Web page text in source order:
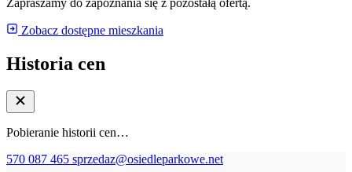
Zapraszamy do zapoznania się z pozostałą ofertą.
Zobacz dostępne mieszkania
Historia cen
Pobieranie historii cen…
570 087 465 sprzedaz@osiedleparkowe.net